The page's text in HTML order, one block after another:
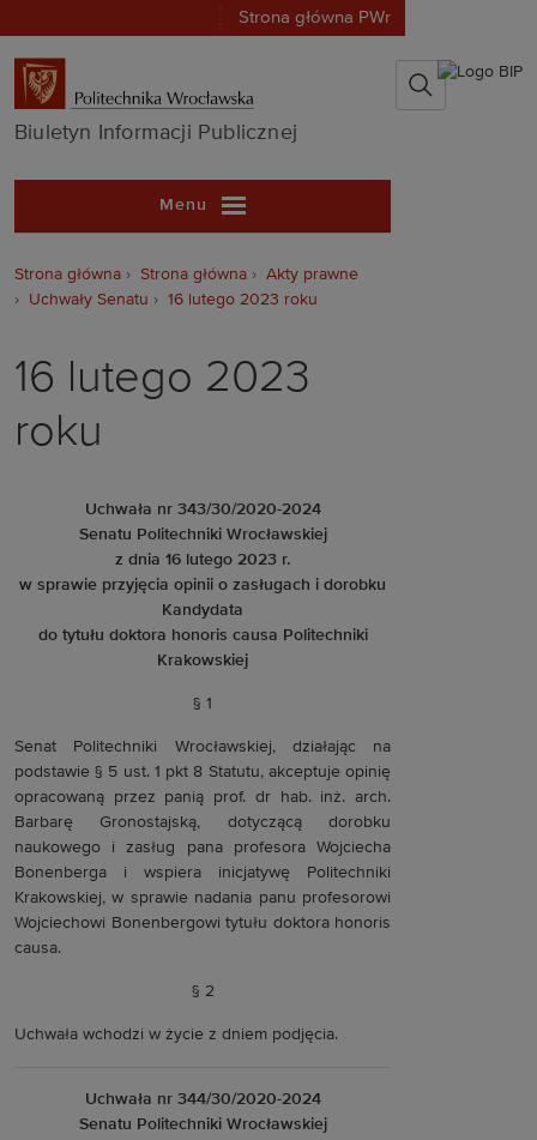
Strona główna PWr
Biuletyn
Biuletyn Informacji Publicznej
Menu
Strona główna Strona główna
Akty prawne
Uchwały Senatu
16 lutego 2023 roku
16 lutego 2023
roku
Uchwała nr 343/30/2020-2024
Senatu Politechniki Wrocławskiej
z dnia 16 lutego 2023 r.
w sprawie przyjęcia opinii o zasługach i dorobku
Kandydata
do tytułu doktora honoris causa Politechniki
Krakowskiej
§ 1
Senat Politechniki Wrocławskiej, działając na
podstawie § 5 ust. 1 pkt 8 Statutu, akceptuje opinię
opracowaną przez panią prof. dr hab. inż. arch.
Barbarę Gronostajską, dotyczącą dorobku
naukowego i zasług pana profesora Wojciecha
Bonenberga i wspiera inicjatywę Politechniki
Krakowskiej, w sprawie nadania panu profesorowi
Wojciechowi Bonenbergowi tytułu doktora honoris
causa.
§ 2
Uchwała wchodzi w życie z dniem podjęcia.
Uchwała nr 344/30/2020-2024
Senatu Politechniki Wrocławskiej